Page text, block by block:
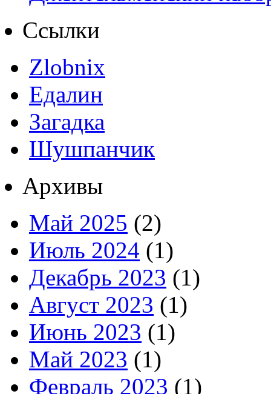
Ссылки
Zlobnix
Едалин
Загадка
Шушпанчик
Архивы
Май 2025 (2)
Июль 2024 (1)
Декабрь 2023 (1)
Август 2023 (1)
Июнь 2023 (1)
Май 2023 (1)
Февраль 2023 (1)